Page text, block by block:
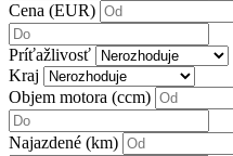
Cena (EUR)
Príťažlivosť
Kraj
Objem motora (ccm)
Najazdené (km)